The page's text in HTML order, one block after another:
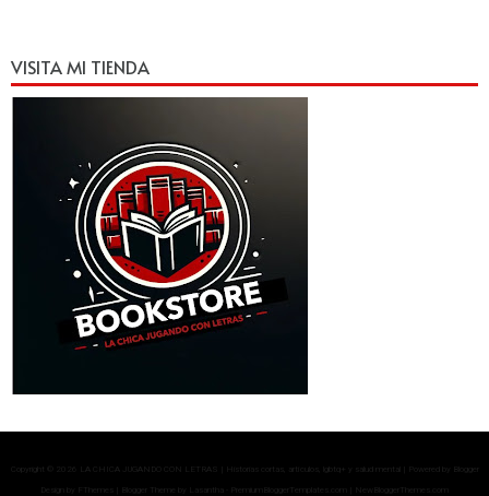
VISITA MI TIENDA
Copyright © 2026 LA CHICA JUGANDO CON LETRAS | Historias cortas, artículos, lgbtq+ y salud mental | Powered by Blogger
Design by FThemes | Blogger Theme by Lasantha PremiumBloggerTemplates.com NewBloggerThemes.com